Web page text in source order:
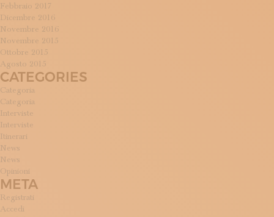
Febbraio 2017
Dicembre 2016
Novembre 2016
Novembre 2015
Ottobre 2015
Agosto 2015
CATEGORIES
Categoria
Categoria
Interviste
Interviste
Itinerari
News
News
Opinioni
META
Registrati
Accedi